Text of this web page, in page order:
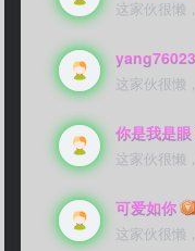
GetUp(); //
这家伙很懒
这家伙很懒
你是我是眼
这家伙很懒
可爱如你
这家伙很懒
这家伙很懒
这家伙很懒
你是我是眼
这家伙很懒
可爱如你
这家伙很懒